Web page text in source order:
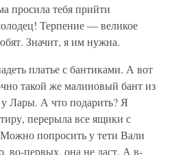
просила тебя прийти
Терпение — великое
Значит, я им нужна.
платье с бантиками. А вот
такой же малиновый бант из
Лары. А что подарить? Я
перерыла все ящики с
попросить у тети Вали
во-первых, она не даст. А в-